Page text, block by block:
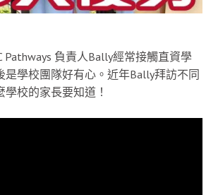
負責人Bally經常接觸直資學
學校團隊好有心。近年Bally拜訪不同
校的家長要知道！